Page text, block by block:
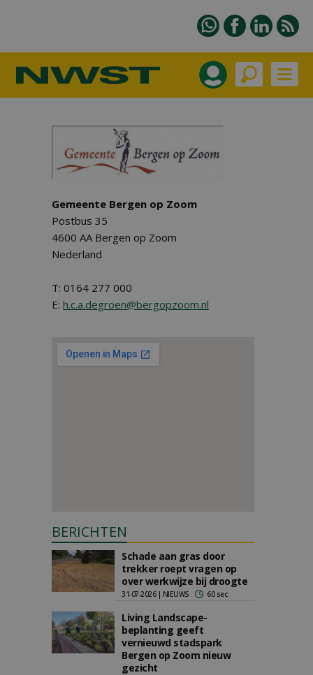
Gemeente Bergen op Zoom
Postbus 35
4600 AA Bergen op Zoom
Nederland
T: 0164 277 000
E: h.c.a.degroen@bergopzoom.nl
BERICHTEN
Schade aan gras door
trekker roept vragen op
over werkwijze bij droogte
31-07-2026 | NIEUWS 60 sec
Living Landscape-
beplanting geeft
vernieuwd stadspark
Bergen op Zoom nieuw
gezicht